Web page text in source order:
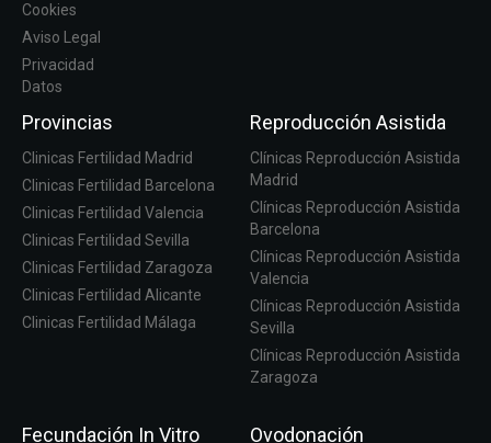
Cookies
Aviso Legal
Privacidad
Datos
Provincias
Clinicas Fertilidad Madrid
Clinicas Fertilidad Barcelona
Clinicas Fertilidad Valencia
Clinicas Fertilidad Sevilla
Clinicas Fertilidad Zaragoza
Clinicas Fertilidad Alicante
Clinicas Fertilidad Málaga
Reproducción Asistida
Clínicas Reproducción Asistida
Madrid
Clínicas Reproducción Asistida
Barcelona
Clínicas Reproducción Asistida
Valencia
Clínicas Reproducción Asistida
Sevilla
Clínicas Reproducción Asistida
Zaragoza
Fecundación In Vitro Ovodonación